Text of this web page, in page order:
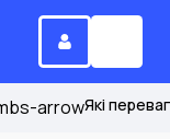
Які